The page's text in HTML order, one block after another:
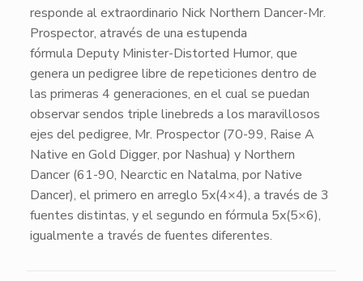
responde al extraordinario Nick Northern Dancer-Mr.
Prospector, através de una estupenda
fórmula Deputy Minister-Distorted Humor, que
genera un pedigree libre de repeticiones dentro de
las primeras 4 generaciones, en el cual se puedan
observar sendos triple linebreds a los maravillosos
ejes del pedigree, Mr. Prospector(70-99, Raise A
Native en Gold Digger, por Nashua) y Northern
Dancer(61-90, Nearctic en Natalma, por Native
Dancer), el primero en arreglo 5x(4×4), a través de 3
fuentes distintas, y el segundo en fórmula 5x(5×6),
igualmente a través de fuentes diferentes.